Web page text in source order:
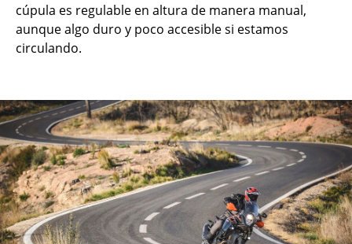
cúpula es regulable en altura de manera manual,
aunque algo duro y poco accesible si estamos
circulando.